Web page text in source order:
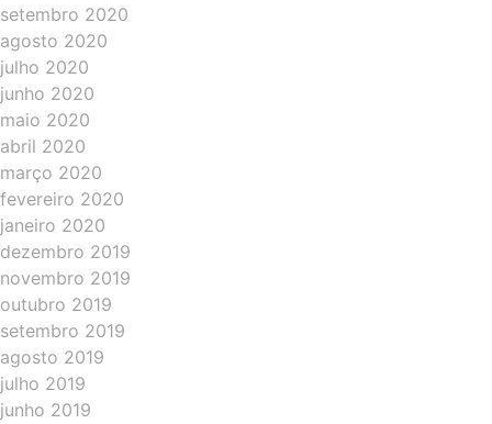
setembro 2020
agosto 2020
julho 2020
junho 2020
maio 2020
abril 2020
março 2020
fevereiro 2020
janeiro 2020
dezembro 2019
novembro 2019
outubro 2019
setembro 2019
agosto 2019
julho 2019
junho 2019